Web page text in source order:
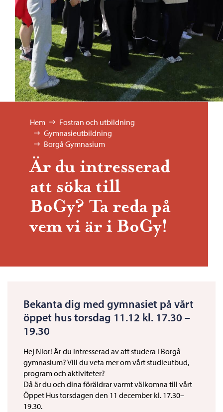
Bläddra:
Hem
Fostran och utbildning
Gymnasieutbildning
Borgå Gymnasium
Är du intresserad
att söka till
BoGy? Ta reda på
vem vi är i BoGy!
Bekanta dig med gymnasiet på vårt
öppet hus torsdag 11.12 kl. 17.30 –
19.30
Hej Nior! Är du intresserad av att studera i Borgå
gymnasium? Vill du veta mer om vårt studieutbud,
program och aktiviteter?
Då är du och dina föräldrar varmt välkomna till vårt
Öppet Hus torsdagen den 11 december kl. 17.30–
19.30.